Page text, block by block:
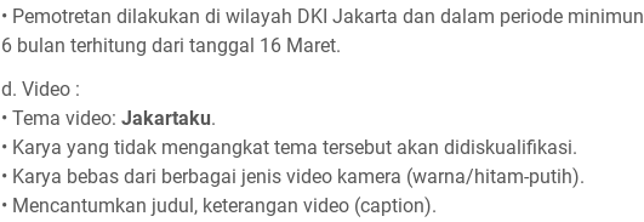
• Pemotretan dilakukan di wilayah DKI Jakarta dan dalam periode minimun
6 bulan terhitung dari tanggal 16 Maret.
d. Video :
• Tema video: Jakartaku.
• Karya yang tidak mengangkat tema tersebut akan didiskualifikasi.
• Karya bebas dari berbagai jenis video kamera (warna/hitam-putih).
• Mencantumkan judul, keterangan video (caption).